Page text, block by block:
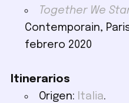
Together We
Contemporain,
febrero 2020
Itinerarios
Origen:
Italia.